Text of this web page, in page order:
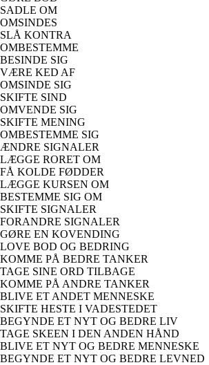
SADLE OM
OMSINDES
SLÅ KONTRA
OMBESTEMME
BESINDE SIG
VÆRE KED AF
OMSINDE SIG
SKIFTE SIND
OMVENDE SIG
SKIFTE MENING
OMBESTEMME SIG
ÆNDRE SIGNALER
LÆGGE RORET OM
FÅ KOLDE FØDDER
LÆGGE KURSEN OM
BESTEMME SIG OM
SKIFTE SIGNALER
FORANDRE SIGNALER
GØRE EN KOVENDING
LOVE BOD OG BEDRING
KOMME PÅ BEDRE TANKER
TAGE SINE ORD TILBAGE
KOMME PÅ ANDRE TANKER
BLIVE ET ANDET MENNESKE
SKIFTE HESTE I VADESTEDET
BEGYNDE ET NYT OG BEDRE LIV
TAGE SKEEN I DEN ANDEN HÅND
BLIVE ET NYT OG BEDRE MENNESKE
BEGYNDE ET NYT OG BEDRE LEVNED